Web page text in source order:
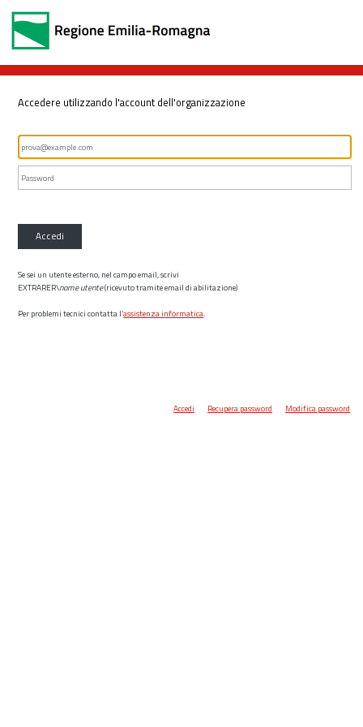
Accedere utilizzando l'account dell'organizzazione
Accedi
Se sei un utente esterno, nel campo email, scrivi
EXTRARER\nome utente(ricevuto tramite email di abilitazione)
Per problemi tecnici contatta l’assistenza informatica.
Accedi Recupera password Modifica password